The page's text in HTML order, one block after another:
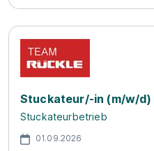
Stuckateur/-in (m/w/d)
Stuckateurbetrieb
01.09.2026